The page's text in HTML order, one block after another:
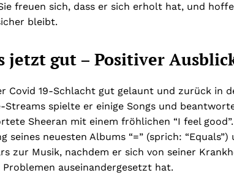
freuen sich, dass er sich erholt hat, und
bleibt.
jetzt gut – Positiver
Covid 19-Schlacht gut gelaunt und zurück in
spielte er einige Songs und
Sheeran mit einem fröhlichen “I feel
neuesten Albums “=” (sprich:
zur Musik, nachdem er sich von seiner
auseinandergesetzt hat.